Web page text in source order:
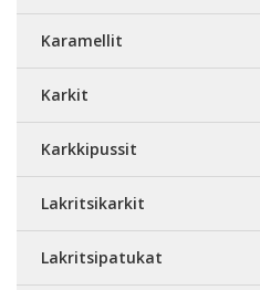
Karamellit
Karkit
Karkkipussit
Lakritsikarkit
Lakritsipatukat